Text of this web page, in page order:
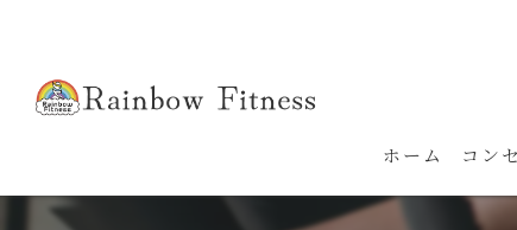
ホーム コン